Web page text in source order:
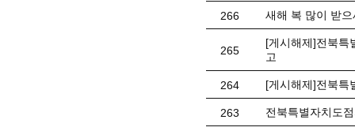
266 새해 복 많이 받
265
[게시해제]전북특
고
264 [게시해제]전북특
263 전북특별자치도